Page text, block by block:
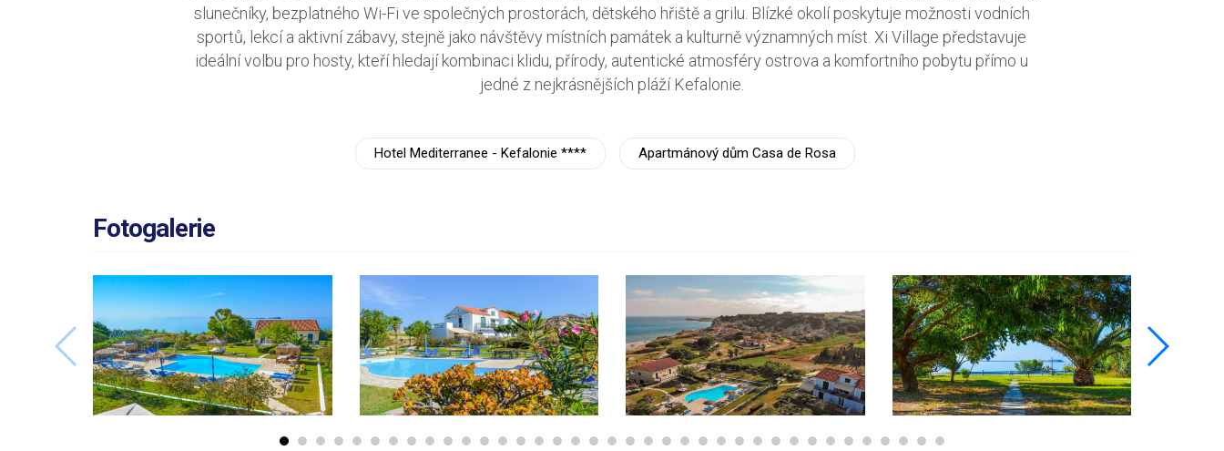
slunečníky, bezplatného Wi-Fi ve společných prostorách, dětského hřiště a grilu. Blízké okolí poskytuje možnosti vodních
sportů, lekcí a aktivní zábavy, stejně jako návštěvy místních památek a kulturně významných míst. Xi Village představuje
ideální volbu pro hosty, kteří hledají kombinaci klidu, přírody, autentické atmosféry ostrova a komfortního pobytu přímo u
jedné z nejkrásnějších pláží Kefalonie.
Hotel Mediterranee - Kefalonie **** Apartmánový dům Casa de Rosa
Fotogalerie